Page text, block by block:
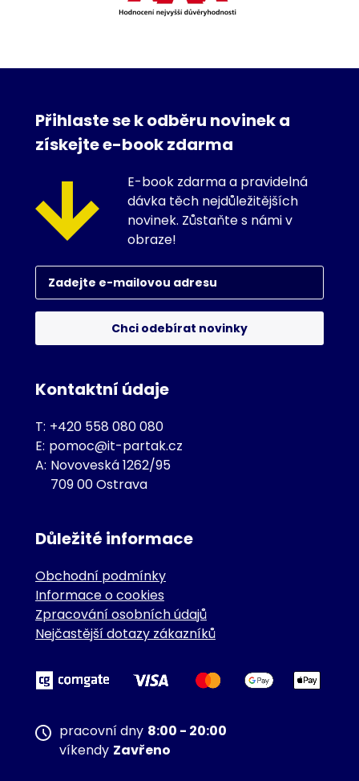
Přihlaste se k odběru novinek a
získejte e-book zdarma
E-book zdarma a pravidelná
dávka těch nejdůležitějších
novinek. Zůstaňte s námi v
obraze!
Chci odebírat novinky
Kontaktní údaje
T: +420 558 080 080
E: pomoc@it-partak.cz
A: Novoveská 1262/95
709 00 Ostrava
Důležité informace
Obchodní podmínky
Informace o cookies
Zpracování osobních údajů
Nejčastější dotazy zákazníků
pracovní dny 8:00 - 20:00
víkendy Zavřeno